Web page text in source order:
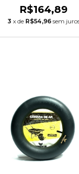
R$164,89
3 x de R$54,96 sem